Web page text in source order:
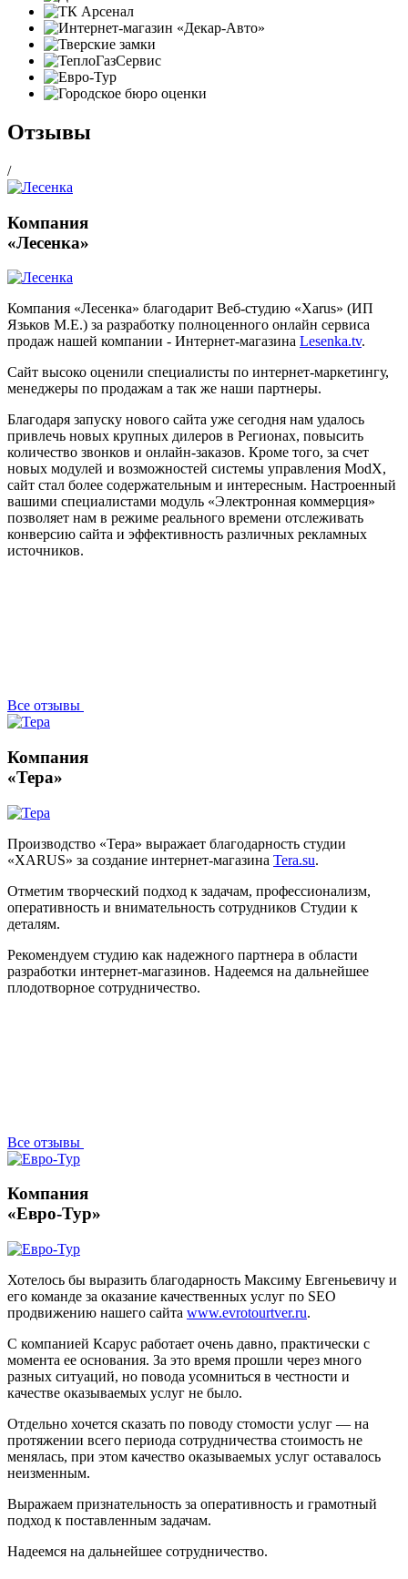
Отзывы
/
Компания
«Лесенка»
Компания «Лесенка» благодарит Веб-студию «Xarus» (ИП
Язьков М.Е.) за разработку полноценного онлайн сервиса
продаж нашей компании - Интернет-магазина Lesenka.tv.
Сайт высоко оценили специалисты по интернет-маркетингу,
менеджеры по продажам а так же наши партнеры.
Благодаря запуску нового сайта уже сегодня нам удалось
привлечь новых крупных дилеров в Регионах, повысить
количество звонков и онлайн-заказов. Кроме того, за счет
новых модулей и возможностей системы управления ModX,
сайт стал более содержательным и интересным. Настроенный
вашими специалистами модуль «Электронная коммерция»
позволяет нам в режиме реального времени отслеживать
конверсию сайта и эффективность различных рекламных
источников.
Все отзывы
Компания
«Тера»
Производство «Тера» выражает благодарность студии
«XARUS» за создание интернет-магазина Tera.su.
Отметим творческий подход к задачам, профессионализм,
оперативность и внимательность сотрудников Студии к
деталям.
Рекомендуем студию как надежного партнера в области
разработки интернет-магазинов. Надеемся на дальнейшее
плодотворное сотрудничество.
Все отзывы
Компания
«Евро-Тур»
Хотелось бы выразить благодарность Максиму Евгеньевичу и
его команде за оказание качественных услуг по SEO
продвижению нашего сайта www.evrotourtver.ru.
С компанией Ксарус работает очень давно, практически с
момента ее основания. За это время прошли через много
разных ситуаций, но повода усомниться в честности и
качестве оказываемых услуг не было.
Отдельно хочется сказать по поводу стомости услуг — на
протяжении всего периода сотрудничества стоимость не
менялась, при этом качество оказываемых услуг оставалось
неизменным.
Выражаем признательность за оперативность и грамотный
подход к поставленным задачам.
Надеемся на дальнейшее сотрудничество.